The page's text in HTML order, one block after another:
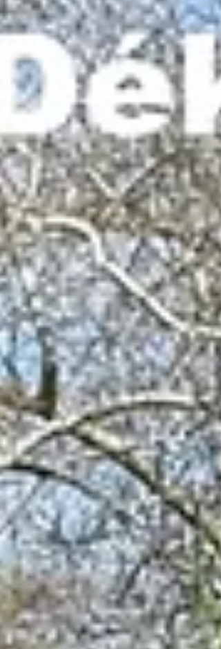
tájfotózás, természetfotózás és
egyetlen komplex, inspiráló programban